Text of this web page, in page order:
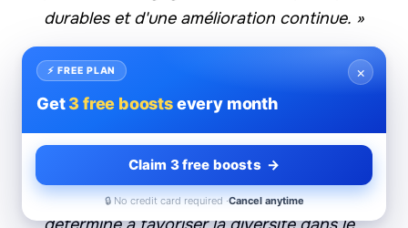
durables et d'une amélioration continue. »
Cadre supérieur
« Un leader visionnaire qui
a dix ans d'expérience dans la promotion de
la croissance organisationnelle grâce à des
solutions technologiques innovantes.
Passionné par le mentorat de la prochaine
génération de leaders technologiques et
×
⚡ FREE PLAN
Get3 free boostsevery month
Claim 3 free boosts →
🔒 No credit card required ·Cancel anytime